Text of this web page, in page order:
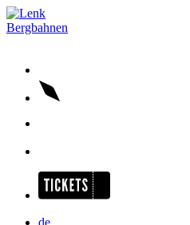
Wandervorschläge
Alpenblumenweg